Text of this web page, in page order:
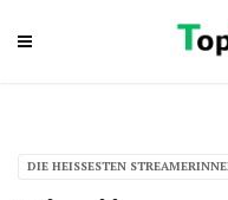
DIE HEISSESTEN